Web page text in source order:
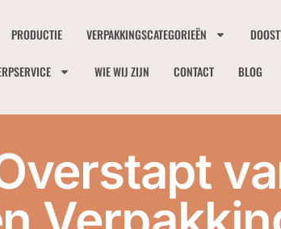
PRODUCTIE VERPAKKINGSCATEGORIEËN
WIE WIJ ZIJN CONTACT BLOG